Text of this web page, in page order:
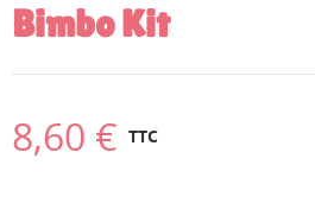
Bimbo Kit
8,60 € TTC